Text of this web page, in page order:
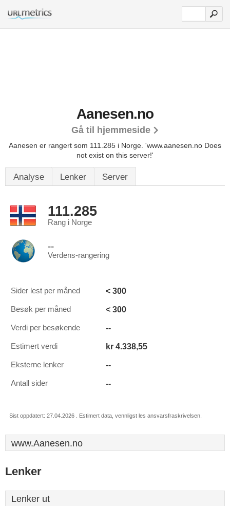
Aanesen.no
Gå til hjemmeside
Aanesen er rangert som 111.285 i Norge. 'www.aanesen.no Does
not exist on this server!'
Analyse Lenker Server
111.285
Rang i Norge
--
Verdens-rangering
Sider lest per måned < 300
Besøk per måned < 300
Verdi per besøkende --
Estimert verdi kr 4.338,55
Eksterne lenker --
Antall sider --
Sist oppdatert: 27.04.2026 . Estimert data, vennligst les ansvarsfraskrivelsen.
www.Aanesen.no
Lenker
Lenker ut